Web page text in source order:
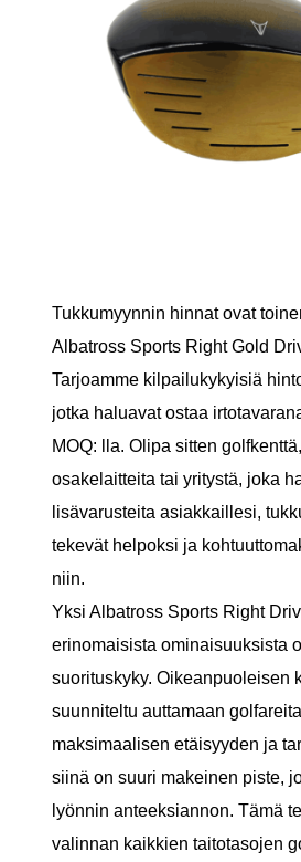
Tukkumyynnin hinnat ovat
Albatross Sports Right Gold
Tarjoamme kilpailukykyisiä
jotka haluavat ostaa
MOQ: lla. Olipa sitten
osakelaitteita tai yritystä, joka
lisävarusteita asiakkaillesi,
tekevät helpoksi ja
niin.
Yksi Albatross Sports Right
erinomaisista ominaisuuksista
suorituskyky. Oikeanpuoleisen
suunniteltu auttamaan
maksimaalisen etäisyyden ja
siinä on suuri makeinen piste,
lyönnin anteeksiannon. Tämä
valinnan kaikkien taitotasojen